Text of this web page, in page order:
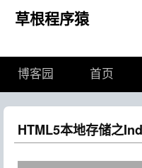
草根程序猿
博客园 首页
HTML5本地存储之